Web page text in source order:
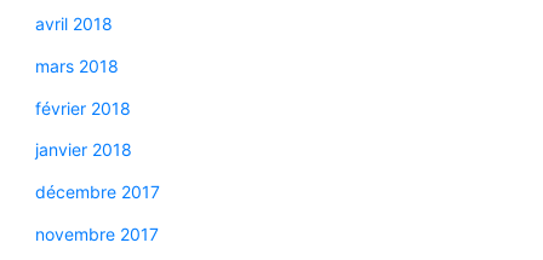
avril 2018
mars 2018
février 2018
janvier 2018
décembre 2017
novembre 2017